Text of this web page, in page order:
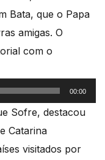
Bata, que o Papa
amigas. O
com o
00:00
Sofre, destacou
Catarina
visitados por